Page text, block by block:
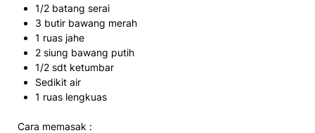
1/2 batang serai
3 butir bawang merah
1 ruas jahe
2 siung bawang putih
1/2 sdt ketumbar
Sedikit air
1 ruas lengkuas
Cara memasak :